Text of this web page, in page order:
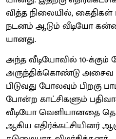
வித்த நிலை​யில், கைதி​கள்
நடனம் ஆடும் வீடியோ
யானது.
அந்த வீடியோ​வில் 10-க்​கும்
அருந்​திக்​கொண்டு அசைவ
பிடு​வது போல​வும் பிறகு
போன்ற காட்​சிகளும்
வீடியோ வெளி​யானதை
ஆகிய எதிர்க்​கட்​சி​யினர்